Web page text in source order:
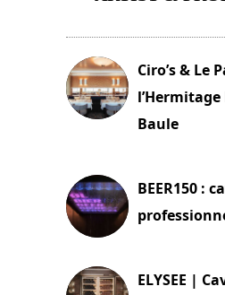
Ciro’s & Le
Baule
BEER150 :
ELYSEE |